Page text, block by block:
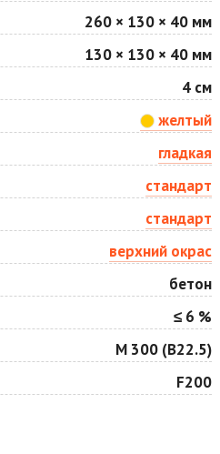
1 040 ₽/м2
260 × 130 × 40 мм
130 × 130 × 40 мм
4 см
желтый
гладкая
стандарт
стандарт
верхний окрас
бетон
≤ 6 %
М 300 (В22.5)
F200